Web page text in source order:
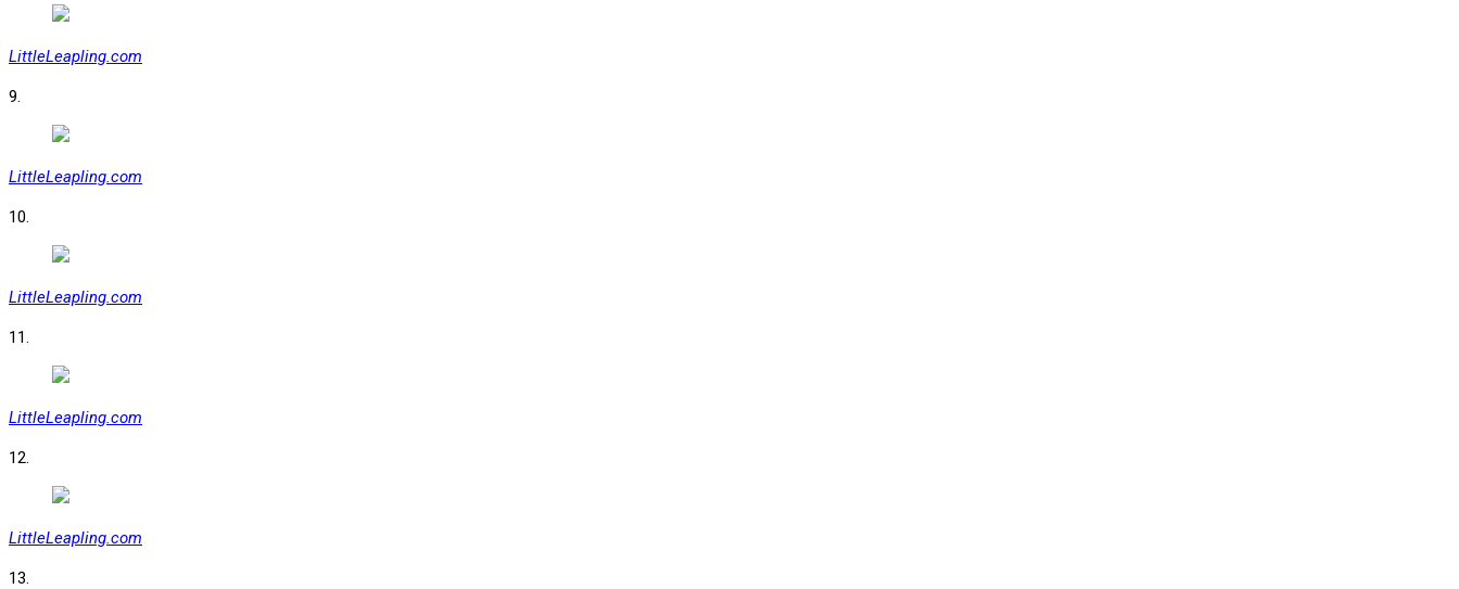
LittleLeapling.com
9.
LittleLeapling.com
10.
LittleLeapling.com
11.
LittleLeapling.com
12.
LittleLeapling.com
13.